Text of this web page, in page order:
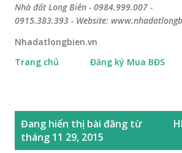
Nhà đất Long Biên - 0984.999.007 -
0915.383.393 - Website:
Nhadatlongbien.vn
Trang chủ
Đăng ký Mua BĐS
Đang hiển thị bài đăng từ
tháng 11 29, 2015